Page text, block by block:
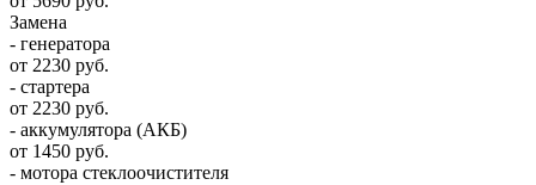
Замена
- генератора
от 2230 руб.
- стартера
от 2230 руб.
- аккумулятора (АКБ)
от 1450 руб.
- мотора стеклоочистителя